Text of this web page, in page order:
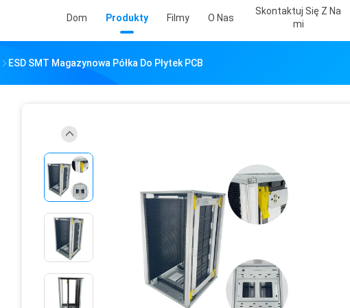
Dom Produkty Filmy O Nas
Skontaktuj Się Z Na
Mi
ESD SMT Magazynowa Półka Do Płytek PCB